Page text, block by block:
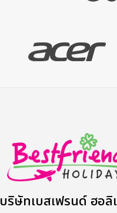
บริษัทเบสเฟรนด์ ฮอลิ